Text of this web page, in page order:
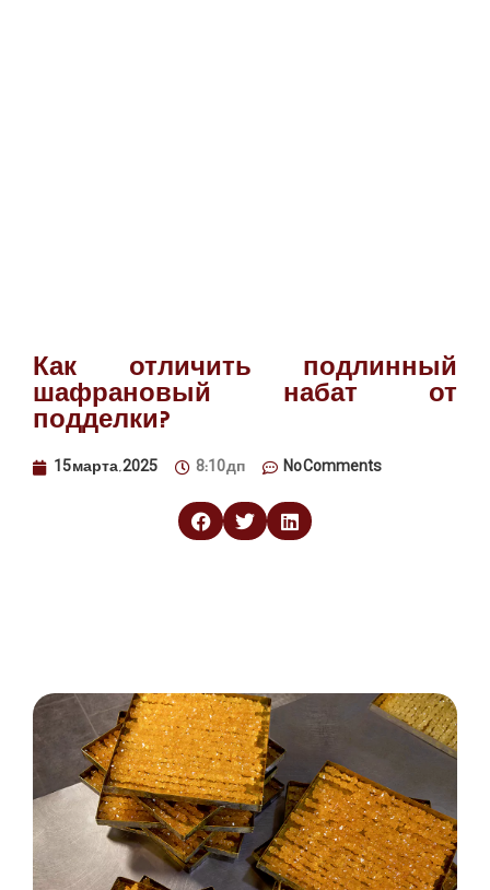
Как отличить подлинный
шафрановый набат от
подделки?
15 марта, 2025 8:10 дп No Comments